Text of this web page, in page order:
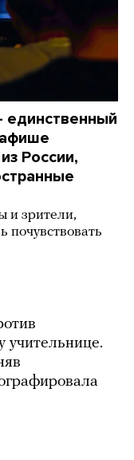
единственный
России,
и зрители,
почувствовать
учительнице.